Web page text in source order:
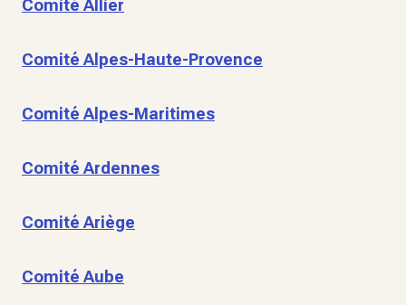
Comité Allier
Comité Alpes-Haute-Provence
Comité Alpes-Maritimes
Comité Ardennes
Comité Ariège
Comité Aube